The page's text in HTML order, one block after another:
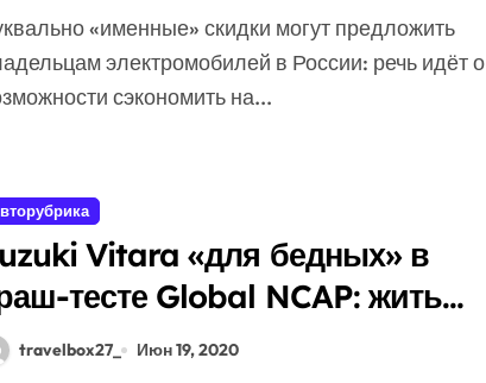
электромобилей в России: речь идёт о
сэкономить на...
Vitara «для бедных» в
тесте Global NCAP: жить
travelbox27_ Июн 19, 2020